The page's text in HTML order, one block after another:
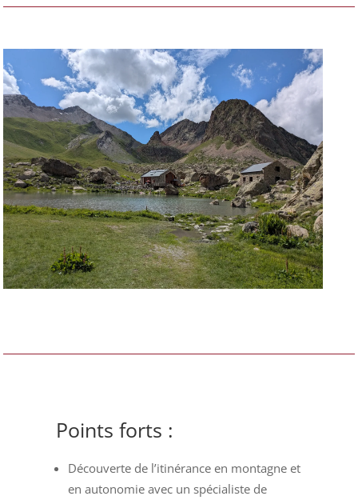
Points forts :
Découverte de l’itinérance en montagne et
en autonomie avec un spécialiste de